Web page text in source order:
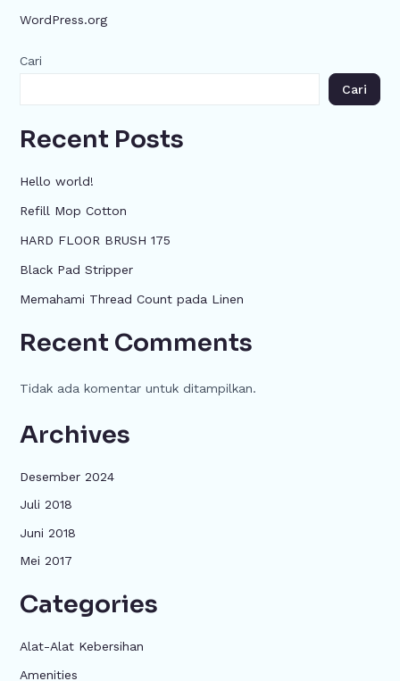
WordPress.org
Cari
Cari
Recent Posts
Hello world!
Refill Mop Cotton
HARD FLOOR BRUSH 175
Black Pad Stripper
Memahami Thread Count pada Linen
Recent Comments
Tidak ada komentar untuk ditampilkan.
Archives
Desember 2024
Juli 2018
Juni 2018
Mei 2017
Categories
Alat-Alat Kebersihan
Amenities